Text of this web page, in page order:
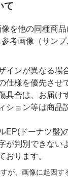
意事項
て
を他の同種商品
考画像（サン
インが異なる場
仕様を優先させ
具合は、お届け
ション等は商品
EP(ドーナツ盤)
が判別できない
おります。
が、画像に起因す